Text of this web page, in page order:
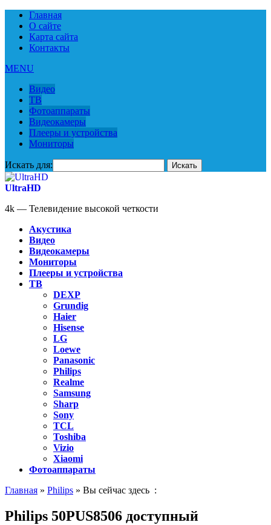
Главная
О сайте
Карта сайта
Контакты
MENU
Видео
ТВ
Фотоаппараты
Видеокамеры
Плееры и устройства
Мониторы
Искать для:
UltraHD
4k — Телевидение высокой четкости
Акустика
Видео
Видеокамеры
Мониторы
Плееры и устройства
ТВ
DEXP
Grundig
Haier
Hisense
LG
Loewe
Panasonic
Philips
Realme
Samsung
Sharp
Sony
TCL
Toshiba
Vizio
Xiaomi
Фотоаппараты
Главная » Philips » Вы сейчас здесь :
Philips 50PUS8506 доступный